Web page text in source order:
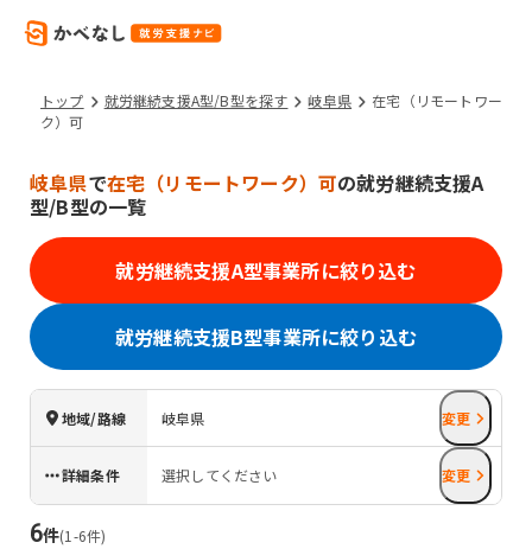
トップ 就労継続支援A型/B型を探す 岐阜県
在宅（リモートワー
ク）可
岐阜県で在宅（リモートワーク）可の就労継続支援A
型/B型の一覧
就労継続支援A型事業所に絞り込む
就労継続支援B型事業所に絞り込む
地域/路線 岐阜県 変更
詳細条件 選択してください 変更
6件(1 -6件)